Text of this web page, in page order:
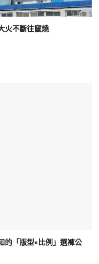
火不斷往竄燒
的「版型×比例」選褲公